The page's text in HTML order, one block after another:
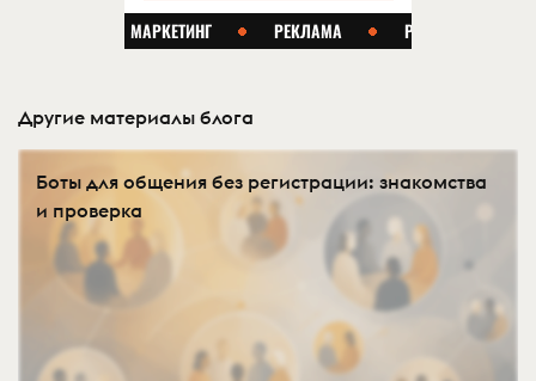
Другие материалы блога
Боты для общения без регистрации: знакомства
и проверка